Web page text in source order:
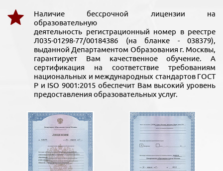
Наличие бессрочной лицензии на
образовательную
деятельность регистрационный номер в реестре
Л035-01298-77/00184386 (на бланке - 038379),
выданной Департаментом Образования г. Москвы,
гарантирует Вам качественное обучение. А
сертификация на соответствие требованиям
национальных и международных стандартов ГОСТ
Р и ISO 9001:2015 обеспечит Вам высокий уровень
предоставления образовательных услуг.